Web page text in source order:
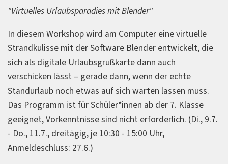
"Virtuelles Urlaubsparadies mit Blender"
In diesem Workshop wird am Computer eine virtuelle
Strandkulisse mit der Software Blender entwickelt, die
sich als digitale Urlaubsgrußkarte dann auch
verschicken lässt – gerade dann, wenn der echte
Standurlaub noch etwas auf sich warten lassen muss.
Das Programm ist für Schüler*innen ab der 7. Klasse
geeignet, Vorkenntnisse sind nicht erforderlich. (Di., 9.7.
- Do., 11.7., dreitägig, je 10:30 - 15:00 Uhr,
Anmeldeschluss: 27.6.)